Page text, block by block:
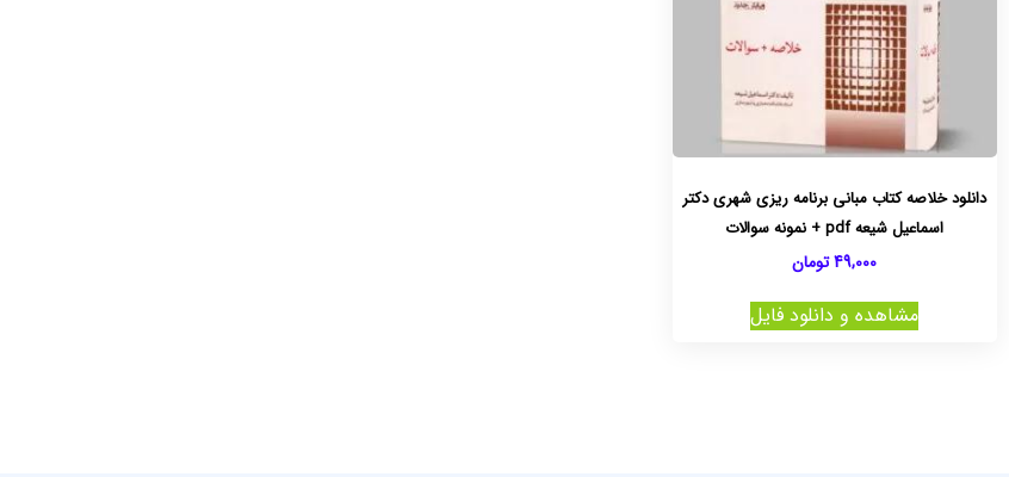
دانلود خلاصه کتاب مبانی برنامه ریزی شهری دکتر
اسماعیل شیعه pdf + نمونه سوالات
49,000تومان
مشاهده و دانلود فایل